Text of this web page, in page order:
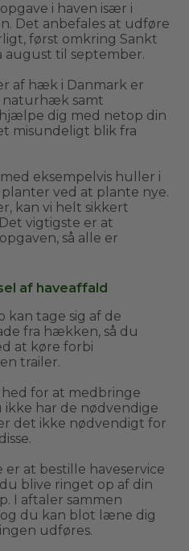
i haven især i
Det anbefales at udføre
først omkring Sankt
august til september.
af hæk i Danmark er
samt
dig med netop din
misundeligt blik fra
eksempelvis huller i
ved at plante nye.
kan vi helt sikkert
vigtigste er at
så alle er
af haveaffald
kan tage sig af de
fra hækken, så du
at køre forbi
trailer.
for at medbringe
ikke har de nødvendige
det ikke nødvendigt for
at bestille haveservice
blive ringet op af din
I aftaler sammen
du kan blot læne dig
udføres.